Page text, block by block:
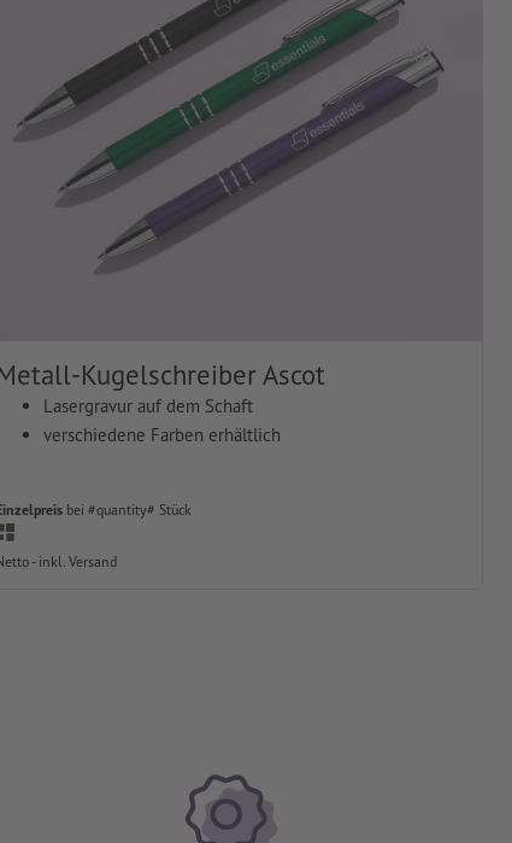
Kugelschreiber Ascot
Lasergravur auf dem Schaft
verschiedene Farben erhältlich
bei #quantity# Stück
- inkl. Versand